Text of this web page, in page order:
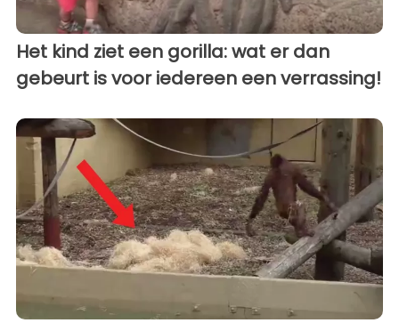
Het kind ziet een gorilla: wat er dan
gebeurt is voor iedereen een verrassing!